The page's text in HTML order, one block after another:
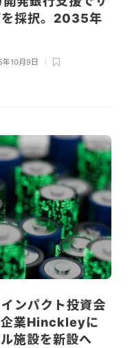
を採択。2035年
10月9日
ンパクト投資会
企業Hinckleyに
施設を新設へ